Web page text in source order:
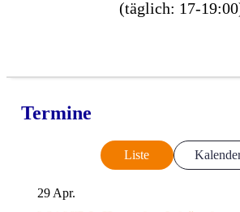
(täglich: 17-
Termine
Liste
29 Apr.